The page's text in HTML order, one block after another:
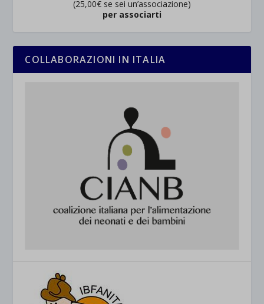
(25,00€ se sei un’associazione)
per associarti
COLLABORAZIONI IN ITALIA